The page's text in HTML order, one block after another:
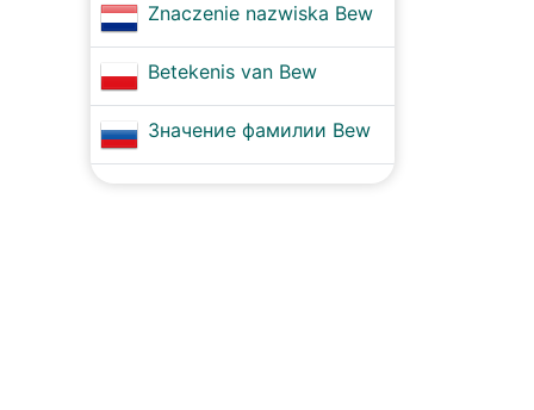
Znaczenie nazwiska Bew
Betekenis van Bew
Значение фамилии Bew